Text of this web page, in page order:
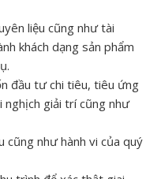
liệu cũng như tài
khách dạng sản phẩm
đầu tư chi tiêu, tiêu ứng
giải trí cũng như
cũng như hành vi của quý